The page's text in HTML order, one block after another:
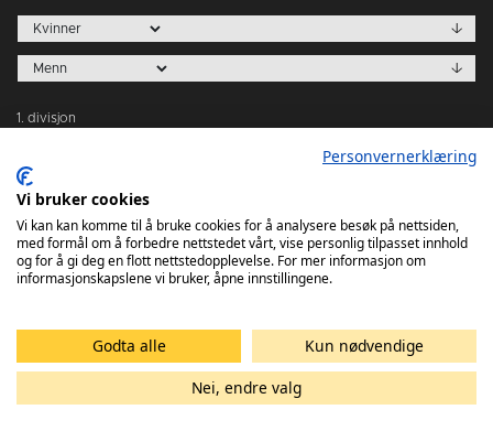
1. divisjon
Tabeller
Personvernerklæring
Vi bruker cookies
Vi kan kan komme til å bruke cookies for å analysere besøk på nettsiden,
med formål om å forbedre nettstedet vårt, vise personlig tilpasset innhold
og for å gi deg en flott nettstedopplevelse. For mer informasjon om
informasjonskapslene vi bruker, åpne innstillingene.
Godta alle
Kun nødvendige
Nei, endre valg